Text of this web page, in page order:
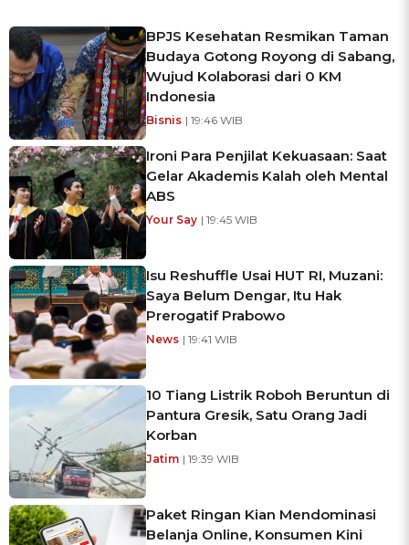
BPJS Kesehatan Resmikan Taman
Budaya Gotong Royong di Sabang,
Wujud Kolaborasi dari 0 KM
Indonesia
Bisnis | 19:46 WIB
Ironi Para Penjilat Kekuasaan: Saat
Gelar Akademis Kalah oleh Mental
ABS
Your Say | 19:45 WIB
Isu Reshuffle Usai HUT RI, Muzani:
Saya Belum Dengar, Itu Hak
Prerogatif Prabowo
News | 19:41 WIB
10 Tiang Listrik Roboh Beruntun di
Pantura Gresik, Satu Orang Jadi
Korban
Jatim | 19:39 WIB
Paket Ringan Kian Mendominasi
Belanja Online, Konsumen Kini